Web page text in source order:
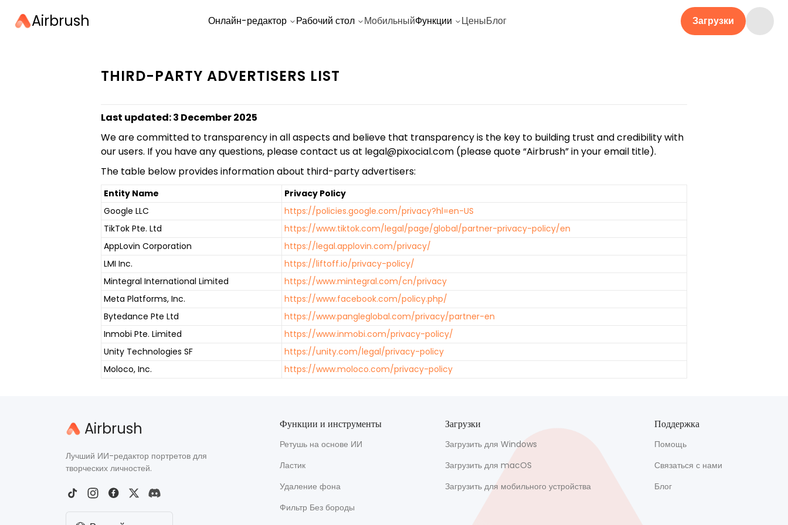
Airbrush Онлайн-редактор Рабочий стол МобильныйФункции ЦеныБлог Загрузки
THIRD-PARTY ADVERTISERS LIST
Last updated: 3 December 2025
We are committed to transparency in all aspects and believe that transparency is the key to building trust and credibility with
our users. If you have any questions, please contact us at legal@pixocial.com (please quote “Airbrush” in your email title).
The table below provides information about third-party advertisers:
Entity Name
Privacy Policy
Google LLC
https://policies.google.com/privacy?hl=en-US
TikTok Pte. Ltd
https://www.tiktok.com/legal/page/global/partner-privacy-policy/en
AppLovin Corporation
https://legal.applovin.com/privacy/
LMI Inc.
https://liftoff.io/privacy-policy/
Mintegral International Limited
https://www.mintegral.com/cn/privacy
Meta Platforms, Inc.
https://www.facebook.com/policy.php/
Bytedance Pte Ltd
https://www.pangleglobal.com/privacy/partner-en
Inmobi Pte. Limited
https://www.inmobi.com/privacy-policy/
Unity Technologies SF
https://unity.com/legal/privacy-policy
Moloco, Inc.
https://www.moloco.com/privacy-policy
Airbrush
Лучший ИИ-редактор портретов для
творческих личностей.
Функции и инструменты
Ретушь на основе ИИ
Ластик
Удаление фона
Фильтр Без бороды
Загрузки
Загрузить для Windows
Загрузить для macOS
Загрузить для мобильного устройства
Поддержка
Помощь
Связаться с нами
Блог